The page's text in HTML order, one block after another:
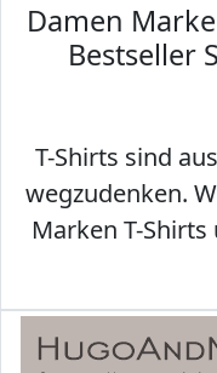
Damen
Bestseller
T-Shirts sind
wegzudenken.
Marken T-